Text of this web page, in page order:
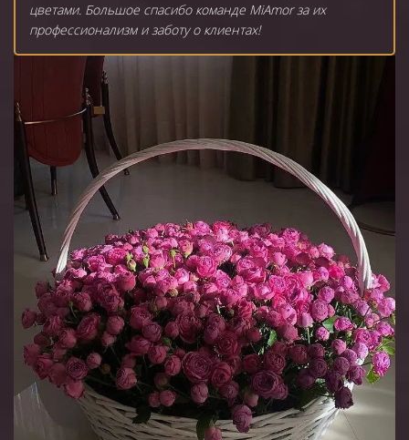
цветами. Большое спасибо команде MiAmor за их
профессионализм и заботу о клиентах!